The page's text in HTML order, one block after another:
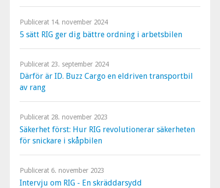
5 sätt RIG ger dig bättre ordning i arbetsbilen
Publicerat 14. november 2024
Därför är ID. Buzz Cargo en eldriven transportbil
av rang
Publicerat 23. september 2024
Säkerhet först: Hur RIG revolutionerar säkerheten
för snickare i skåpbilen
Publicerat 28. november 2023
Intervju om RIG - En skräddarsydd
Publicerat 6. november 2023